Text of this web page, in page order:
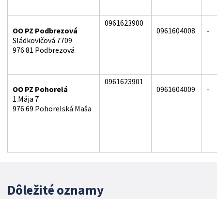
OO PZ Podbrezová
Sládkovičová 7709
976 81 Podbrezová
0961623900
0961604008
-
OO PZ Pohorelá
1.Mája 7
976 69 Pohorelská Maša
0961623901
0961604009
-
Dôležité oznamy